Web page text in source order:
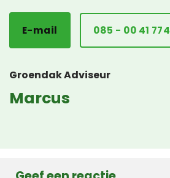
E-mail 085 - 00 41 774
Groendak Adviseur
Marcus